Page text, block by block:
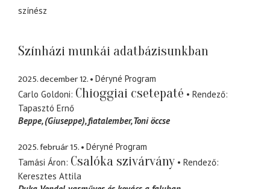
színész
Színházi munkái adatbázisunkban
2025. december 12.
Déryné Program
Carlo Goldoni Chioggiai csetepaté
Rendező
Tapasztó Ernő
Beppe (Giuseppe), fiatalember, Toni öccse
2025. február 15.
Déryné Program
Tamási Áron Csalóka szivárvány
Rendező
Keresztes Attila